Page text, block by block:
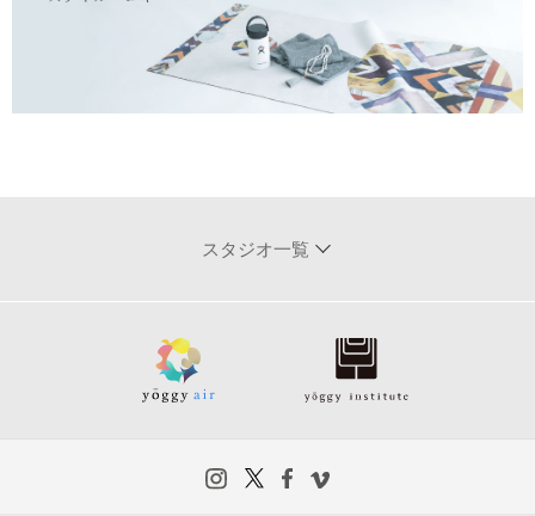
スタジオ一覧